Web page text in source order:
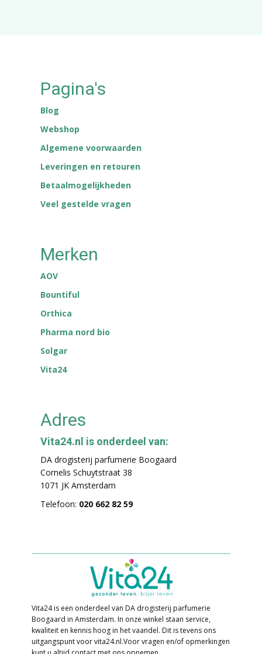
Pagina's
Blog
Webshop
Algemene voorwaarden
Leveringen en retouren
Betaalmogelijkheden
Veel gestelde vragen
Merken
AOV
Bountiful
Orthica
Pharma nord bio
Solgar
Vita24
Adres
Vita24.nl is onderdeel van:
DA drogisterij parfumerie Boogaard
Cornelis Schuytstraat 38
1071 JK Amsterdam
Telefoon: 020 662 82 59
Vita24 is een onderdeel van DA drogisterij parfumerie
Boogaard in Amsterdam. In o​nze winkel staan service,
kwaliteit en kennis hoog in het vaandel. Dit is tevens ons
uitgangspunt voor vita24.nl. ​Voor vragen en/of opmerkingen